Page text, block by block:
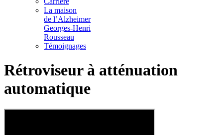
La maison
de l’Alzheimer
Georges-Henri
Rousseau
Témoignages
Rétroviseur à atténuation
automatique